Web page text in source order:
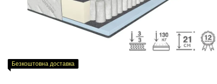
Безкоштовна доставка